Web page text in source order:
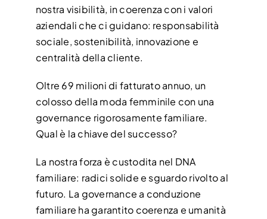
nostra visibilità, in coerenza con i valori
aziendali che ci guidano: responsabilità
sociale, sostenibilità, innovazione e
centralità della cliente.
Oltre 69 milioni di fatturato annuo, un
colosso della moda femminile con una
governance rigorosamente familiare.
Qual è la chiave del successo?
La nostra forza è custodita nel DNA
familiare: radici solide e sguardo rivolto al
futuro. La governance a conduzione
familiare ha garantito coerenza e umanità